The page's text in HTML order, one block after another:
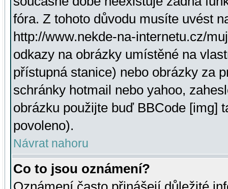
fóra. Z tohoto důvodu musíte uvést
http://www.nekde-na-internetu.cz/
odkazy na obrázky umístěné na
přístupná stanice) nebo obrázky za
schránky hotmail nebo yahoo,
obrázku použijte buď BBCode [img]
povoleno).
Návrat nahoru
Co to jsou oznámení?